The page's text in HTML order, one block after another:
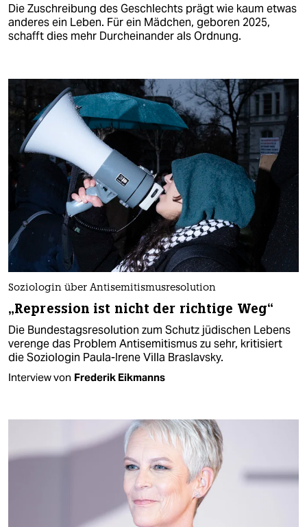
Die Zuschreibung des Geschlechts prägt wie kaum etwas
anderes ein Leben. Für ein Mädchen, geboren 2025,
schafft dies mehr Durcheinander als Ordnung.
Soziologin über Antisemitismusresolution
„Repression ist nicht der richtige Weg“
Die Bundestagsresolution zum Schutz jüdischen Lebens
verenge das Problem Antisemitismus zu sehr, kritisiert
die Soziologin Paula-Irene Villa Braslavsky.
Interview von Frederik Eikmanns